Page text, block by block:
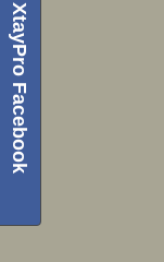
XtayPro Facebook